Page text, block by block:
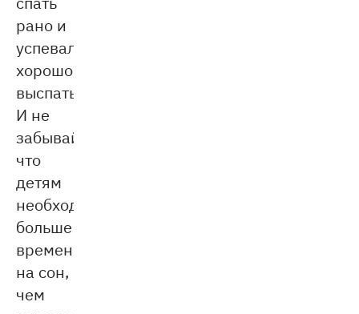
рано и
успевал
хорошо
выспаться.
И не
забывайте,
что
детям
необходимо
больше
времени
на сон,
чем